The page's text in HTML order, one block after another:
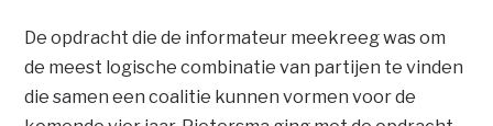
De opdracht die de informateur meekreeg was om
de meest logische combinatie van partijen te vinden
die samen een coalitie kunnen vormen voor de